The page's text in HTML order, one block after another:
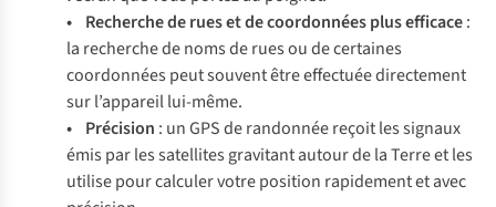
• Recherche de rues et de coordonnées plus efficace:
la recherche de noms de rues ou de certaines
coordonnées peut souvent être effectuée directement
sur l’appareil lui-même.
• Précision : un GPS de randonnée reçoit les signaux
émis par les satellites gravitant autour de la Terre et les
utilise pour calculer votre position rapidement et avec